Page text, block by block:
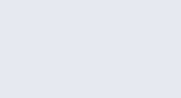
turvallinen ja edullinen
tai videokameraasi.